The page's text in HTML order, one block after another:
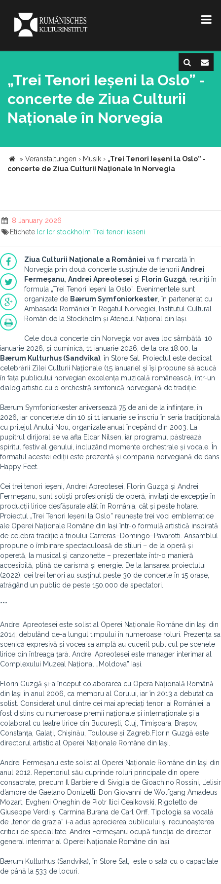
„Trei Tenori Ieșeni la Oslo” -
concerte de Ziua Culturii
Naționale în Norvegia
» Veranstaltungen › Musik › „Trei Tenori Ieșeni la Oslo” -
concerte de Ziua Culturii Naționale în Norvegia
8 January 2026
Etichete Icr Icr stockholm Trei tenori ieseni
Ziua Culturii Naționale a României va fi marcată în
Norvegia prin două concerte susținute de tenorii Andrei
Fermeșanu Andrei Apreotesei și Florin Guzgă , reuniți în
formula „Trei Tenori Ieșeni la Oslo”. Evenimentele sunt
organizate de Bærum Symfoniorkester , în parteneriat cu
Ambasada României în Regatul Norvegiei, Institutul Cultural
Român de la Stockholm și Ateneul Național din Iași.
Cele două concerte din Norvegia vor avea loc sâmbătă, 10
ianuarie 2026, și duminică, 11 ianuarie 2026, de la ora 18:00, la
Bærum Kulturhus (Sandvika) , în Store Sal. Proiectul este dedicat
celebrării Zilei Culturii Naționale (15 ianuarie) și își propune să aducă
în fața publicului norvegian excelența muzicală românească, într-un
dialog artistic cu o orchestră simfonică norvegiană de tradiție.
Bærum Symfoniorkester aniversează 75 de ani de la înființare, în
2026, iar concertele din 10 și 11 ianuarie se înscriu în seria tradițională
cu prilejul Anului Nou, organizate anual începând din 2003. La
pupitrul dirijoral se va afla Eldar Nilsen, iar programul păstrează
spiritul festiv al genului, incluzând momente orchestrale și vocale. În
formatul acestei ediții este prezentă și compania norvegiană de dans
Happy Feet.
Cei trei tenori ieșeni, Andrei Apreotesei, Florin Guzgă și Andrei
Fermeșanu, sunt soliști profesioniști de operă, invitați de excepție în
producții lirice desfășurate atât în România, cât și peste hotare.
Proiectul „Trei Tenori Ieșeni la Oslo” reunește trei voci emblematice
ale Operei Naționale Române din Iași într-o formulă artistică inspirată
de celebra tradiție a trioului Carreras–Domingo–Pavarotti. Ansamblul
propune o îmbinare spectaculoasă de stiluri – de la operă și
operetă, la musical și canzonette – prezentate într-o manieră
accesibilă, plină de carismă și energie. De la lansarea proiectului
(2022), cei trei tenori au susținut peste 30 de concerte în 15 orașe,
atrăgând un public de peste 150.000 de spectatori.
***
Andrei Apreotesei este solist al Operei Naționale Române din Iași din
2014, debutând de-a lungul timpului în numeroase roluri. Prezența sa
scenică expresivă și vocea sa amplă au cucerit publicul pe scenele
lirice din întreaga țară. Andrei Apreotesei este manager interimar al
Complexului Muzeal Național „Moldova” Iași.
Florin Guzgă și-a început colaborarea cu Opera Națională Română
din Iași în anul 2006, ca membru al Corului, iar în 2013 a debutat ca
solist. Considerat unul dintre cei mai apreciați tenori ai României, a
fost distins cu numeroase premii naționale și internaționale și a
colaborat cu teatre lirice din București, Cluj, Timișoara, Brașov,
Constanța, Galați, Chișinău, Toulouse și Zagreb.Florin Guzgă este
directorul artistic al Operei Naționale Române din Iași.
Andrei Fermeșanu este solist al Operei Naționale Române din Iași din
anul 2012. Repertoriul său cuprinde roluri principale din opere
consacrate, precum Il Barbiere di Siviglia de Gioachino Rossini, L’elisir
d’amore de Gaetano Donizetti, Don Giovanni de Wolfgang Amadeus
Mozart, Evgheni Oneghin de Piotr Ilici Ceaikovski, Rigoletto de
Giuseppe Verdi și Carmina Burana de Carl Orff. Tipologia sa vocală
de „tenor de grazia” i-a adus aprecierea publicului și recunoașterea
criticii de specialitate. Andrei Fermeșanu ocupă funcția de director
general interimar al Operei Naționale Române din Iași.
Bærum Kulturhus (Sandvika), în Store Sal, este o sală cu o capacitate
de până la 533 de locuri.